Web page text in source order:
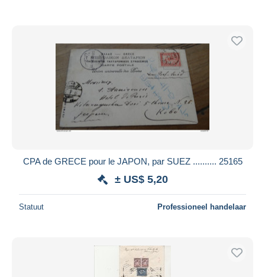
CPA de GRECE pour le JAPON, par SUEZ .......... 25165
± US$ 5,20
Statuut Professioneel handelaar